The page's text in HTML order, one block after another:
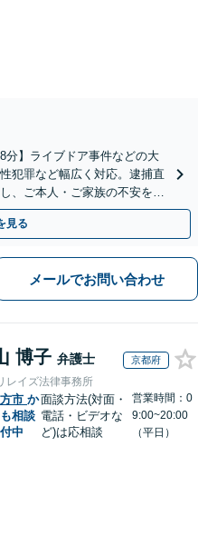
分】ライブドア事件などの大
犯罪など幅広く対応。逮捕直
、ご本人・ご家族の不安を最
面談可能】
見る
メールでお問い合わせ
博子 弁護士 京都府
レイズ法律事務所
市 か
相談
中
面談方法(対面・
電話・ビデオな
ど)は応相談
営業時間：0
9:00~20:00
（平日）